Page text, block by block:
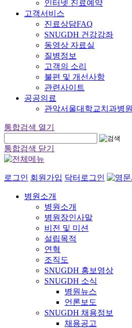
인터넷 진료예약
고객서비스
진료상담FAQ
SNUGDH 건강강좌
동영상 자료실
질병정보
고객의 소리
불편 및 개선사항
관련사이트
공공의료
관악서울대학교치과병원
통합검색 열기
통합검색 닫기
로그인 회원가입 닥터로그인
병원소개
병원소개
병원장인사말
비전 및 미션
설립목적
연혁
조직도
SNUGDH 홍보영상
SNUGDH 소식
병원뉴스
언론보도
SNUGDH 채용정보
채용공고